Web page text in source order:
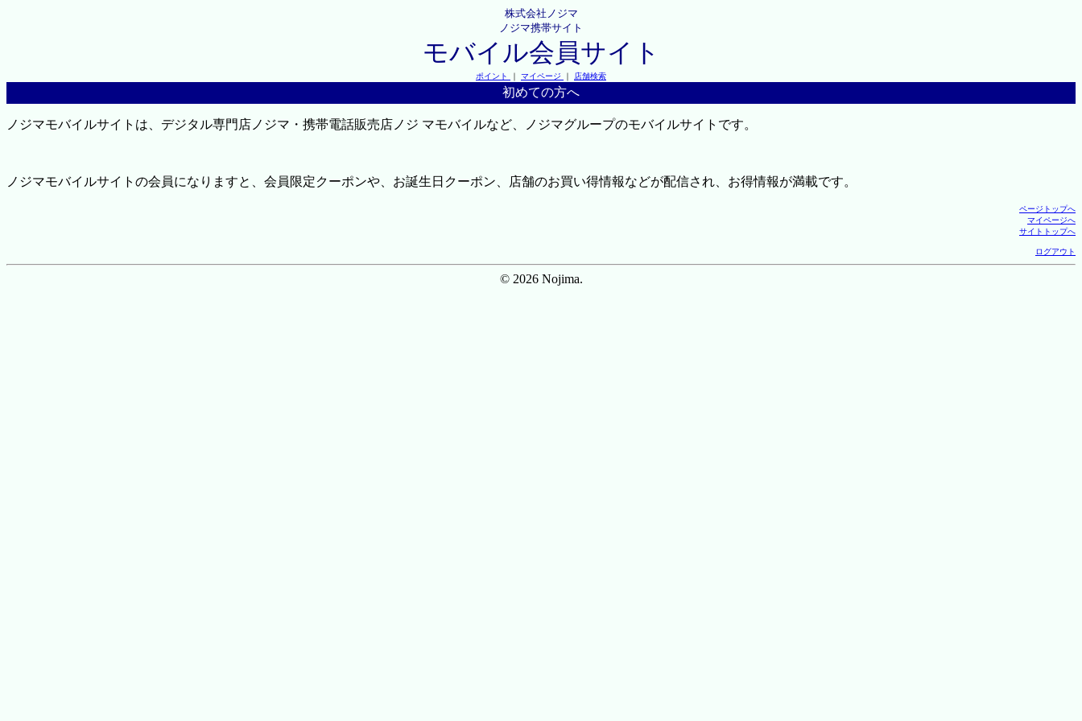
株式会社ノジマ
ノジマ携帯サイト
モバイル会員サイト
ポイント ｜ マイページ ｜ 店舗検索
初めての方へ
ノジマモバイルサイトは、デジタル専門店ノジマ・携帯電話販売店ノジ マモバイルなど、ノジマグループのモバイルサイトです。
ノジマモバイルサイトの会員になりますと、会員限定クーポンや、お誕生日クーポン、店舗のお買い得情報などが配信され、お得情報が満載です。
ページトップへ
マイページへ
サイトトップへ
ログアウト
© 2026 Nojima.